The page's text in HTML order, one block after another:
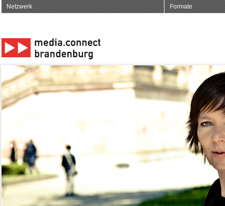
Netzwerk Formate